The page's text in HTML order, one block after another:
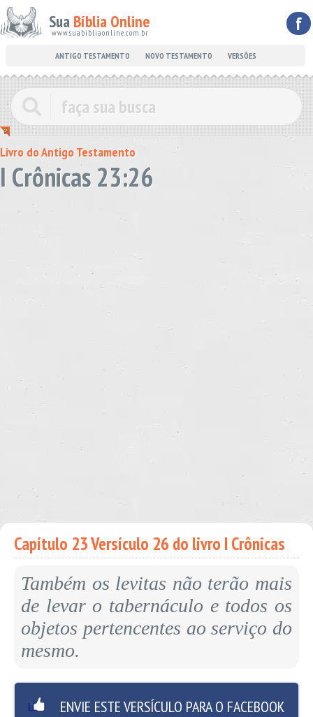
Sua Bíblia Online
www.suabibliaonline.com.br f
ANTIGO TESTAMENTO NOVO TESTAMENTO VERSÕES
Livro do Antigo Testamento
I Crônicas 23:26
Capítulo 23 Versículo 26 do livro I Crônicas
Também os levitas não terão mais
de levar o tabernáculo e todos os
objetos pertencentes ao serviço do
mesmo.
ENVIE ESTE VERSÍCULO PARA O FACEBOOK